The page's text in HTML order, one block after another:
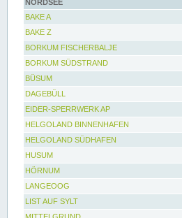
NORDSEE
BAKE A
BAKE Z
BORKUM FISCHERBALJE
BORKUM SÜDSTRAND
BÜSUM
DAGEBÜLL
EIDER-SPERRWERK AP
HELGOLAND BINNENHAFEN
HELGOLAND SÜDHAFEN
HUSUM
HÖRNUM
LANGEOOG
LIST AUF SYLT